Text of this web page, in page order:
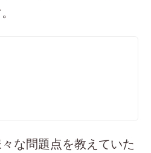
な問題点を教えていた